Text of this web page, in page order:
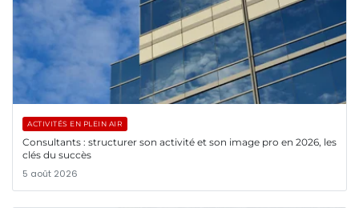
ACTIVITÉS EN PLEIN AIR
Consultants : structurer son activité et son image pro en 2026, les
clés du succès
5 août 2026